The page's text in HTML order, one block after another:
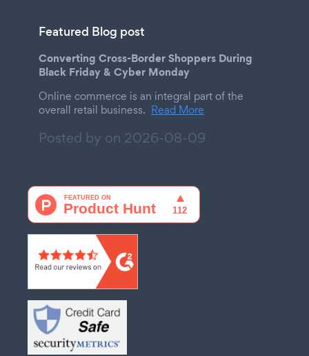
Featured Blog post
Converting Cross-Border Shoppers During
Black Friday & Cyber Monday
Online commerce is an integral part of the
overall retail business. Read More
Posted by on 2026-08-09